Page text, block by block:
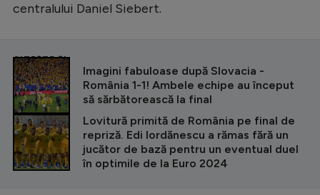
centralului Daniel Siebert.
CITEȘTE ȘI
Imagini fabuloase după Slovacia -
România 1-1! Ambele echipe au început
să sărbătorească la final
Lovitură primită de România pe final de
repriză. Edi Iordănescu a rămas fără un
jucător de bază pentru un eventual duel
în optimile de la Euro 2024